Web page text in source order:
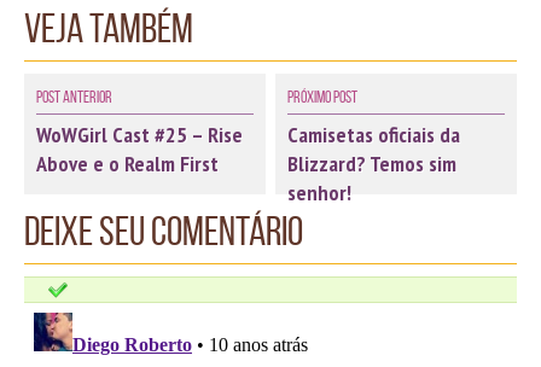
Veja também
Post Anterior
WoWGirl Cast #25 – Rise
Above e o Realm First
Próximo Post
Camisetas oficiais da
Blizzard? Temos sim
senhor!
Deixe seu comentário